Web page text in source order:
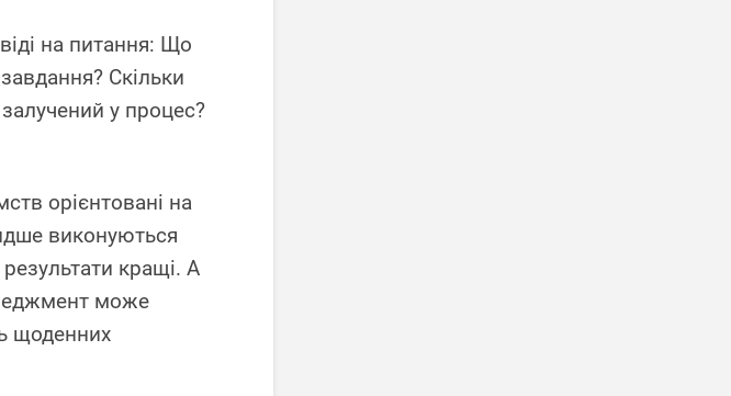
на питання: Що
Скільки
у процес?
орієнтовані на
виконуються
кращі. А
може
щоденних